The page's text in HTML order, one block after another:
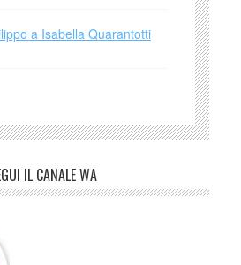
a Isabella Quarantotti
IL CANALE WA